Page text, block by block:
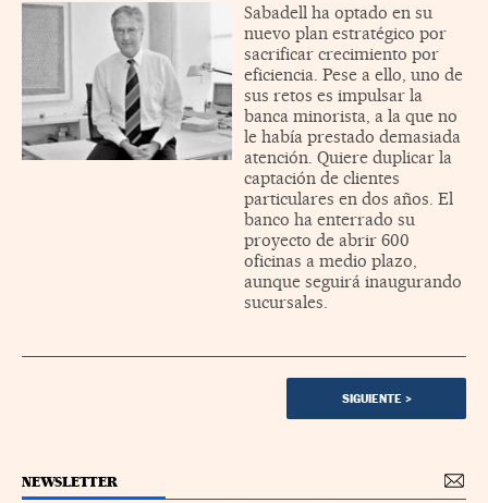
Sabadell ha optado en su
nuevo plan estratégico por
sacrificar crecimiento por
eficiencia. Pese a ello, uno de
sus retos es impulsar la
banca minorista, a la que no
le había prestado demasiada
atención. Quiere duplicar la
captación de clientes
particulares en dos años. El
banco ha enterrado su
proyecto de abrir 600
oficinas a medio plazo,
aunque seguirá inaugurando
sucursales.
SIGUIENTE >
NEWSLETTER